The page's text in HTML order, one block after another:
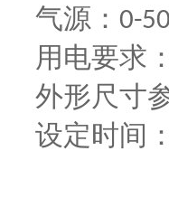
气源： 0-
用电要求
外形尺寸
设定时间